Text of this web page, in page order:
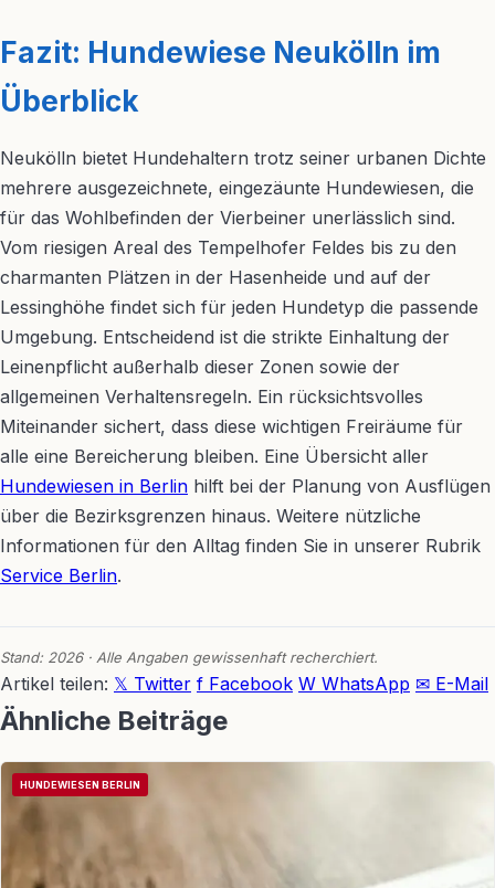
Fazit: Hundewiese Neukölln im
Überblick
Neukölln bietet Hundehaltern trotz seiner urbanen Dichte
mehrere ausgezeichnete, eingezäunte Hundewiesen, die
für das Wohlbefinden der Vierbeiner unerlässlich sind.
Vom riesigen Areal des Tempelhofer Feldes bis zu den
charmanten Plätzen in der Hasenheide und auf der
Lessinghöhe findet sich für jeden Hundetyp die passende
Umgebung. Entscheidend ist die strikte Einhaltung der
Leinenpflicht außerhalb dieser Zonen sowie der
allgemeinen Verhaltensregeln. Ein rücksichtsvolles
Miteinander sichert, dass diese wichtigen Freiräume für
alle eine Bereicherung bleiben. Eine Übersicht aller
Hundewiesen in Berlin hilft bei der Planung von Ausflügen
über die Bezirksgrenzen hinaus. Weitere nützliche
Informationen für den Alltag finden Sie in unserer Rubrik
Service Berlin.
Stand: 2026 · Alle Angaben gewissenhaft recherchiert.
Artikel teilen: 𝕏 Twitter f Facebook W WhatsApp ✉ E-Mail
Ähnliche Beiträge
HUNDEWIESEN BERLIN